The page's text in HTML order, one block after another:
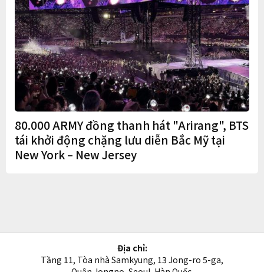
80.000 ARMY đồng thanh hát "Arirang", BTS
tái khởi động chặng lưu diễn Bắc Mỹ tại
New York – New Jersey
Địa chỉ:
Tầng 11, Tòa nhà Samkyung, 13 Jong-ro 5-ga,